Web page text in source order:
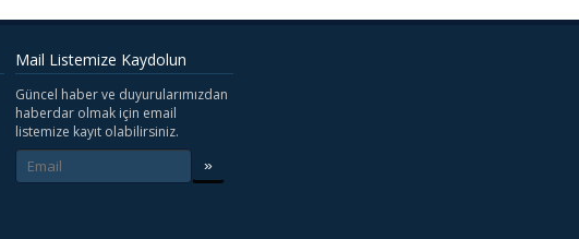
Mail Listemize Kaydolun
Güncel haber ve duyurularımızdan
haberdar olmak için email
listemize kayıt olabilirsiniz.
»